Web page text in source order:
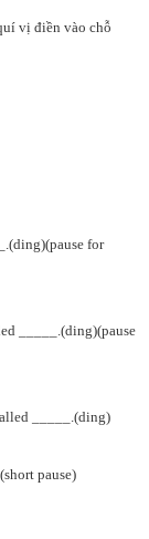
vị điền vào chỗ
for
_____.(ding)(pause
_____.(ding)
pause)